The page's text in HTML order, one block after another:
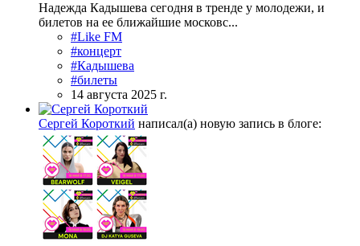
Надежда Кадышева сегодня в тренде у молодежи, и
билетов на ее ближайшие московс...
#Like FM
#концерт
#Кадышева
#билеты
14 августа 2025 г.
Сергей Короткий написал(а) новую запись в блоге: